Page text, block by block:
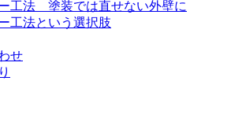
工法 塗装では直せない外壁に
工法という選択肢
せ